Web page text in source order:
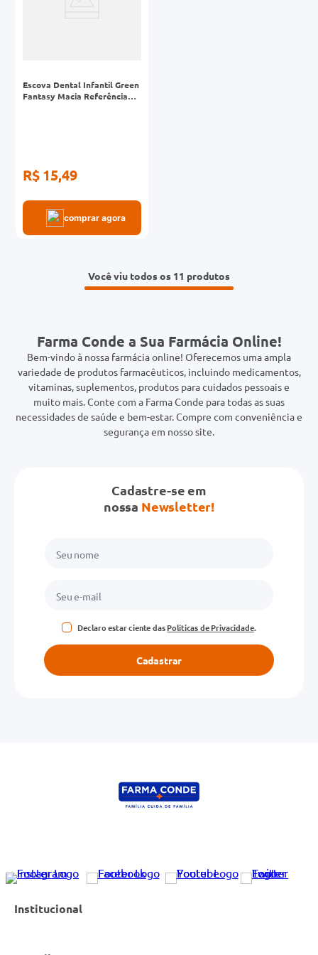
Escova Dental Infantil Green
Fantasy Macia Referência
R$ 15,49
comprar agora
Você viu todos os 11
Farma Conde a Sua Farmácia Online!
Bem-vindo à nossa farmácia online! Oferecemos uma ampla
variedade de produtos farmacêuticos, incluindo medicamentos,
vitaminas, suplementos, produtos para cuidados pessoais e
muito mais. Conte com a Farma Conde para todas as suas
necessidades de saúde e bem-estar. Compre com conveniência e
segurança em nosso site.
Cadastre-se em
nossa Newsletter!
Declaro estar ciente dasPolíticas de Privacidade.
Cadastrar
Institucional